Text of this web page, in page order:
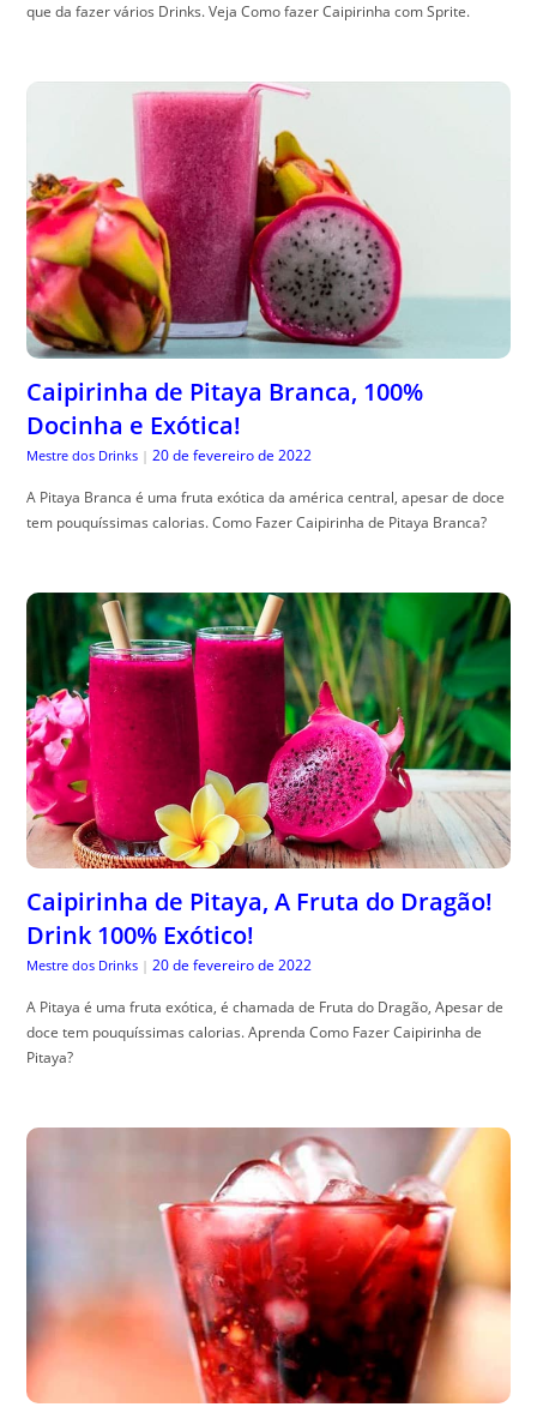
que da fazer vários Drinks. Veja Como fazer Caipirinha com Sprite.
Caipirinha de Pitaya Branca, 100%
Docinha e Exótica!
Mestre dos Drinks | 20 de fevereiro de 2022
A Pitaya Branca é uma fruta exótica da américa central, apesar de doce
tem pouquíssimas calorias. Como Fazer Caipirinha de Pitaya Branca?
Caipirinha de Pitaya, A Fruta do Dragão!
Drink 100% Exótico!
Mestre dos Drinks | 20 de fevereiro de 2022
A Pitaya é uma fruta exótica, é chamada de Fruta do Dragão, Apesar de
doce tem pouquíssimas calorias. Aprenda Como Fazer Caipirinha de
Pitaya?